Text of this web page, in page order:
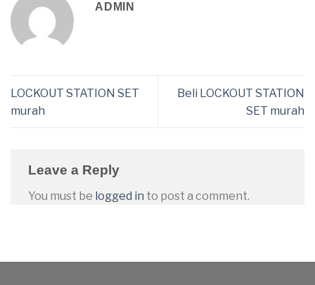
ADMIN
LOCKOUT STATION SET
murah
Beli LOCKOUT STATION
SET murah
Leave a Reply
You must be logged in to post a comment.